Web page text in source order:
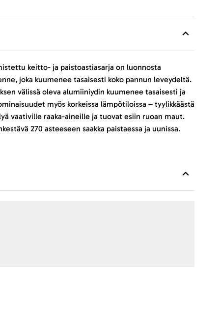
keitto- ja paistoastiasarja on luonnosta
joka kuumenee tasaisesti koko pannun leveydeltä.
välissä oleva alumiiniydin kuumenee tasaisesti ja
myös korkeissa lämpötiloissa – tyylikkäästä
vaativille raaka-aineille ja tuovat esiin ruoan maut.
270 asteeseen saakka paistaessa ja uunissa.